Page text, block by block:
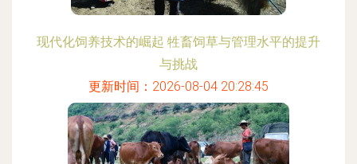
现代化饲养技术的崛起 牲畜饲草与管理水平的提升
与挑战
更新时间：2026-08-04 20:28:45